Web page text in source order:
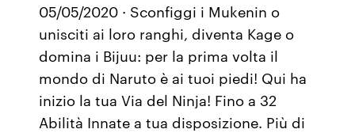
05/05/2020 · Sconfiggi i Mukenin o
unisciti ai loro ranghi, diventa Kage o
domina i Bijuu: per la prima volta il
mondo di Naruto è ai tuoi piedi! Qui ha
inizio la tua Via del Ninja! Fino a 32
Abilità Innate a tua disposizione. Più di